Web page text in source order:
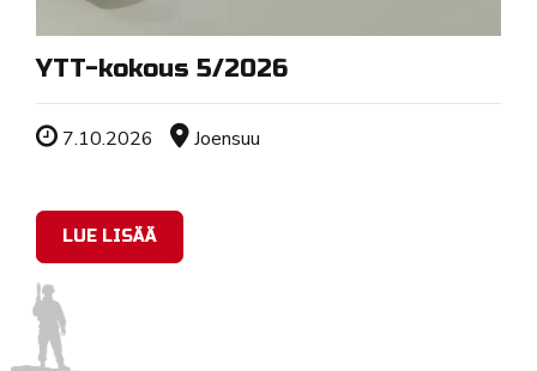
YTT-kokous 5/2026
Tapahtuman ajankohta
7.10.2026 Sijainti
Joensuu
LUE LISÄÄ